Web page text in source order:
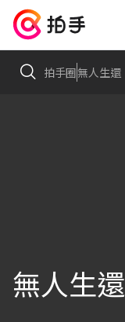
拍手圈無人生還
無人生還